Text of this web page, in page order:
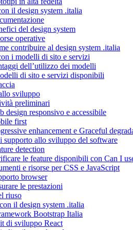
il design system .italia
del design system
operative
contribuire al design system .italia
i modelli di sito e servizi
dell’utilizzo dei modelli
di sito e servizi disponibili
sviluppo
preliminari
design responsivo e accessibile
first
enhancement e Graceful
supporto allo sviluppo del software
detection
le feature disponibili con Can I
e risorse per CSS e JavaScript
browser
le prestazioni
riuso
il design system .italia
Bootstrap Italia
di sviluppo React